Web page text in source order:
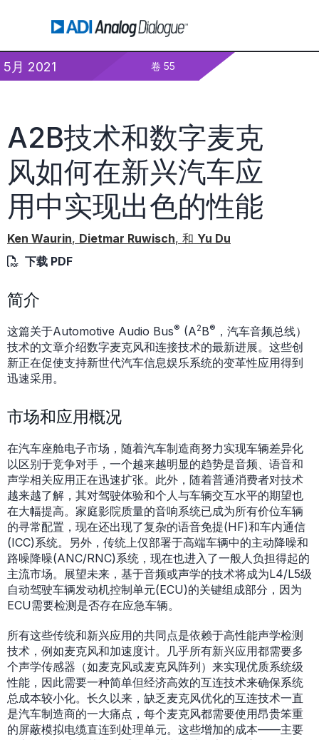
5月 2021 卷 55
A2B技术和数字麦克
风如何在新兴汽车应
用中实现出色的性能
Ken Waurin, Dietmar Ruwisch, 和 Yu Du
下载 PDF
简介
这篇关于Automotive Audio Bus® (A2B® ，汽车音频总线）
技术的文章介绍数字麦克风和连接技术的最新进展。这些创
新正在促使支持新世代汽车信息娱乐系统的变革性应用得到
迅速采用。
市场和应用概况
在汽车座舱电子市场，随着汽车制造商努力实现车辆差异化
以区别于竞争对手，一个越来越明显的趋势是音频、语音和
声学相关应用正在迅速扩张。此外，随着普通消费者对技术
越来越了解，其对驾驶体验和个人与车辆交互水平的期望也
在大幅提高。家庭影院质量的音响系统已成为所有价位车辆
的寻常配置，现在还出现了复杂的语音免提(HF)和车内通信
(ICC)系统。另外，传统上仅部署于高端车辆中的主动降噪和
路噪降噪(ANC/RNC)系统，现在也进入了一般人负担得起的
主流市场。展望未来，基于音频或声学的技术将成为L4/L5级
自动驾驶车辆发动机控制单元(ECU)的关键组成部分，因为
ECU需要检测是否存在应急车辆。
所有这些传统和新兴应用的共同点是依赖于高性能声学检测
技术，例如麦克风和加速度计。几乎所有新兴应用都需要多
个声学传感器（如麦克风或麦克风阵列）来实现优质系统级
性能，因此需要一种简单但经济高效的互连技术来确保系统
总成本较小化。长久以来，缺乏麦克风优化的互连技术一直
是汽车制造商的一大痛点，每个麦克风都需要使用昂贵笨重
的屏蔽模拟电缆直连到处理单元。这些增加的成本——主要